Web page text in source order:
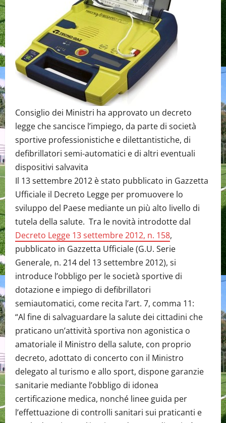
Consiglio dei Ministri ha approvato un decreto
legge che sancisce l’impiego, da parte di società
sportive professionistiche e dilettantistiche, di
defibrillatori semi-automatici e di altri eventuali
dispositivi salvavita
Il 13 settembre 2012 è stato pubblicato in Gazzetta
Ufficiale il Decreto Legge per promuovere lo
sviluppo del Paese mediante un più alto livello di
tutela della salute. Tra le novità introdotte dal
Decreto Legge 13 settembre 2012, n. 158,
pubblicato in Gazzetta Ufficiale (G.U. Serie
Generale, n. 214 del 13 settembre 2012), si
introduce l’obbligo per le società sportive di
dotazione e impiego di defibrillatori
semiautomatici, come recita l’art. 7, comma 11:
“Al fine di salvaguardare la salute dei cittadini che
praticano un’attività sportiva non agonistica o
amatoriale il Ministro della salute, con proprio
decreto, adottato di concerto con il Ministro
delegato al turismo e allo sport, dispone garanzie
sanitarie mediante l’obbligo di idonea
certificazione medica, nonché linee guida per
l’effettuazione di controlli sanitari sui praticanti e